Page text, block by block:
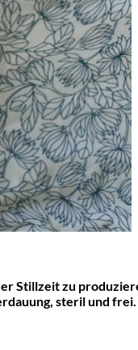
Stillzeit zu
steril und